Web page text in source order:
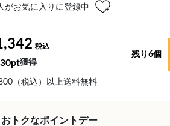
がお気に入りに登録中
30pt獲得
（税込）以上送料無料
残り6個
おトクなポイントデー